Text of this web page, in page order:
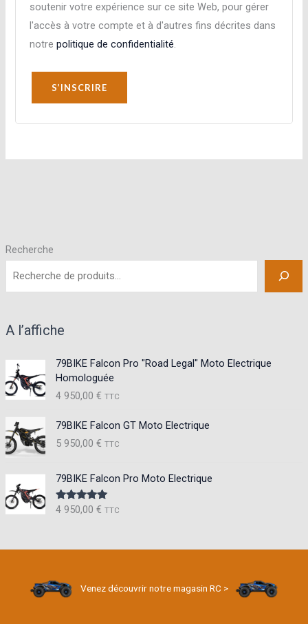
Recherche
A l’affiche
79BIKE Falcon Pro "Road Legal" Moto Electrique
Homologuée
4 950,00 € TTC
79BIKE Falcon GT Moto Electrique
5 950,00 € TTC
79BIKE Falcon Pro Moto Electrique
Note5.00
4 950,00 € TTC
soutenir votre expérience sur ce site Web, pour gérer
l'accès à votre compte et à d'autres fins décrites dans
notrepolitique de confidentialité.
S’INSCRIRE
Venez découvrir notre magasin RC >